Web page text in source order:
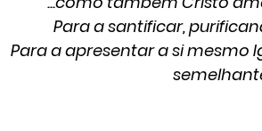
Para a santificar,
Para a apresentar a si mesmo